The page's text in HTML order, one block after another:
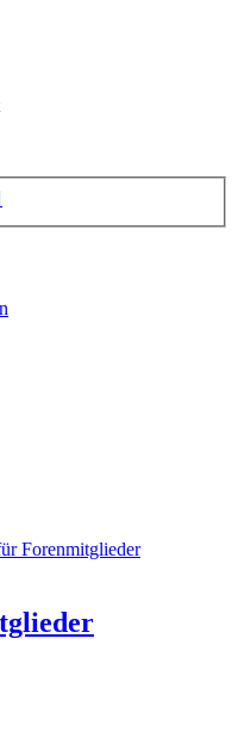
Forenmitglieder